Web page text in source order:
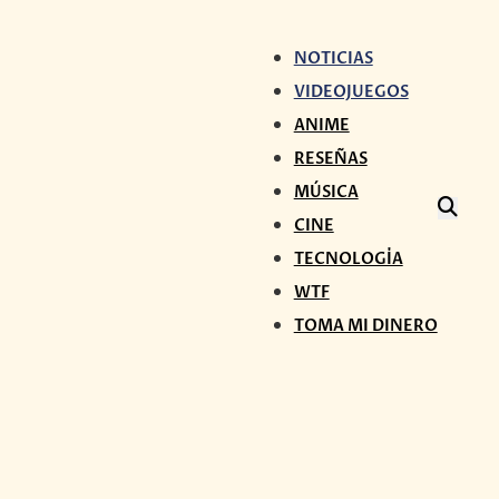
NOTICIAS
VIDEOJUEGOS
ANIME
RESEÑAS
MÚSICA
CINE
TECNOLOGÍA
WTF
TOMA MI DINERO